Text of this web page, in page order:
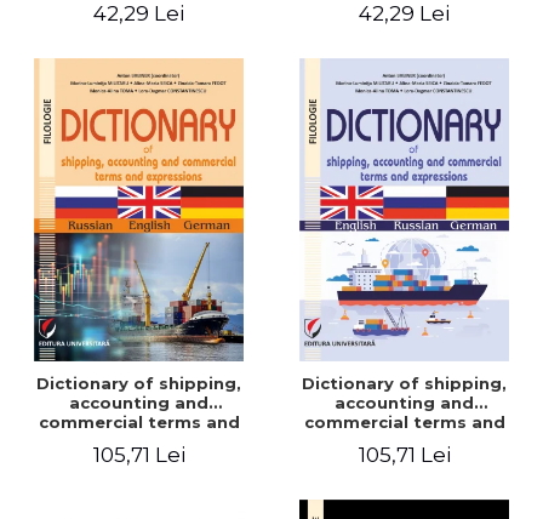
42,29 Lei 42,29 Lei
Dictionary of shipping,
accounting and
commercial terms and
English-German
105,71 Lei
Dictionary of shipping,
accounting and
commercial terms and
Russian – German
105,71 Lei